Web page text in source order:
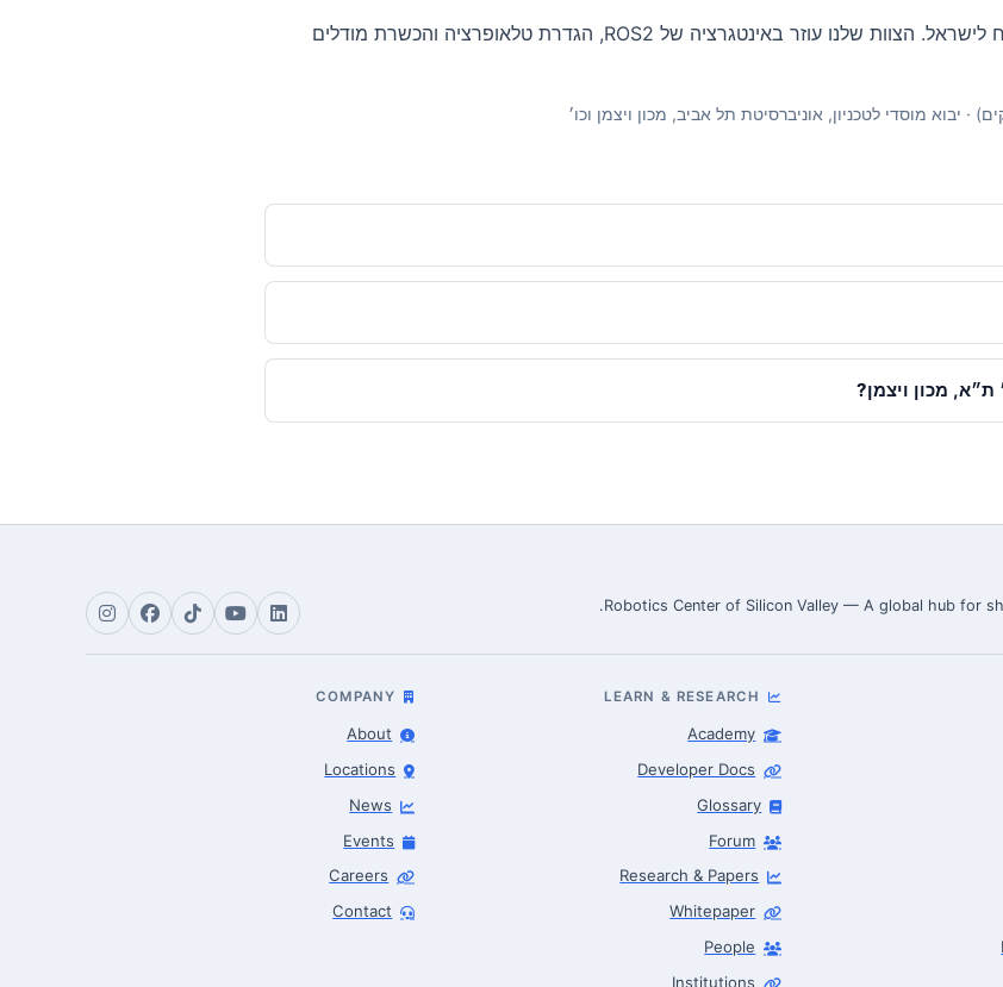
Robotics Center of Silicon Valley שולח לישראל. הצוות שלנו עוזר באינטגרציה של ROS2, הגדרת טלאופרציה והכשרת מודלים
ת״א, מכון ויצמן?
Robotics Center of Silicon Valley — A global hub for
LEARN & RESEARCH
Academy
Developer Docs
Glossary
Forum
Research & Papers
Whitepaper
People
Institutions
COMPANY
About
Locations
News
Events
Careers
Contact